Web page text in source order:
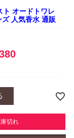
ト オードトワレ
ズ 人気香水 通販
切れ